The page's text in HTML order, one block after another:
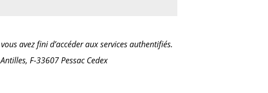
avez fini d’accéder aux services authentifiés.
F-33607 Pessac Cedex